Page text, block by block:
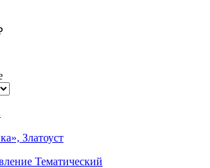
Златоуст
Тематический